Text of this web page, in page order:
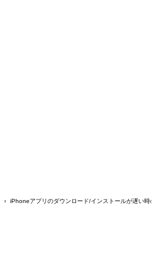
iPhoneアプリのダウンロード/インストールが遅い時の